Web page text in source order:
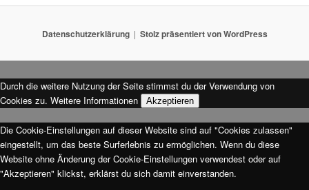
Datenschutzerklärung Stolz präsentiert von WordPress
Durch die weitere Nutzung der Seite stimmst du der Verwendung von
Cookies zu. Weitere Informationen Akzeptieren
Die Cookie-Einstellungen auf dieser Website sind auf "Cookies zulassen"
eingestellt, um das beste Surferlebnis zu ermöglichen. Wenn du diese
Website ohne Änderung der Cookie-Einstellungen verwendest oder auf
"Akzeptieren" klickst, erklärst du sich damit einverstanden.